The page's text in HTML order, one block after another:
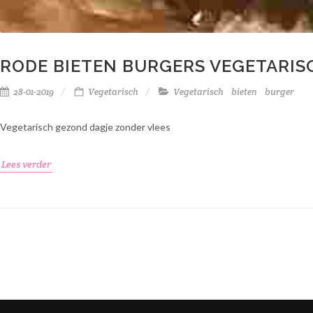
RODE BIETEN BURGERS
28-01-2019 Vegetarisch Vegetarisch bieten burger
Vegetarisch gezond dagje zonder vlees
Lees verder